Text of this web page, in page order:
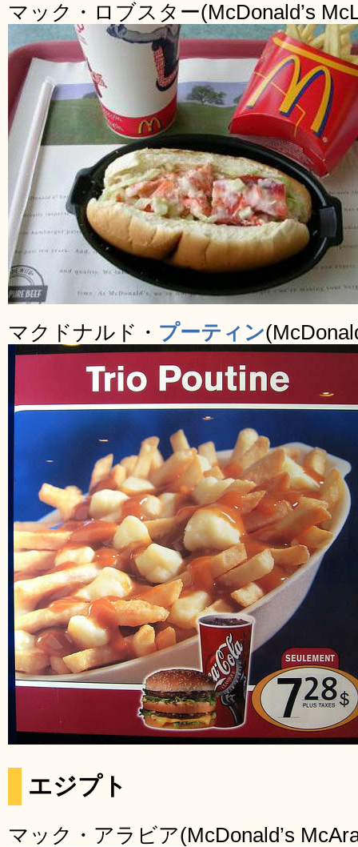
マック・ロブスター(McDonald’s
マクドナルド・ プーティン
エジプト
マック・アラビア(McDonald’s